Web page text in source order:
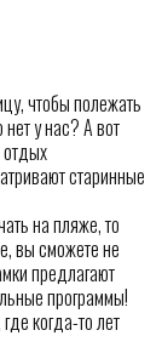
чтобы полежать
у нас? А вот
старинные
на пляже, то
вы сможете не
предлагают
программы!
когда-то лет